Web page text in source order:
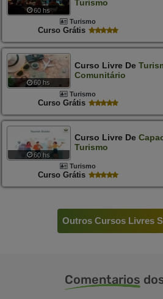
60 hs
Turismo
Turismo
Curso Grátis
60 hs
Curso Livre De
Comunitário
Turismo
Curso Grátis
60 hs
Curso Livre De
Turismo
Turismo
Curso Grátis
Outros Cursos Livres
Comentarios